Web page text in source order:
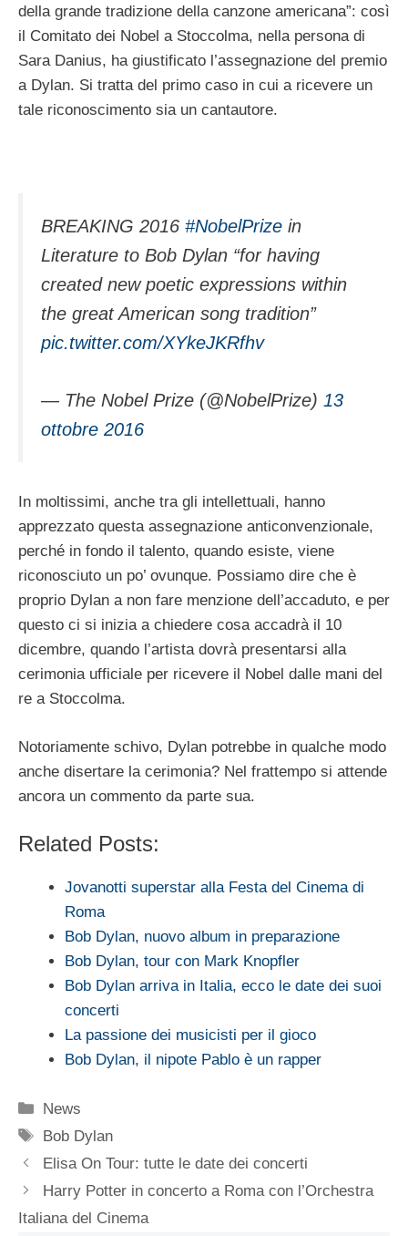
della grande tradizione della canzone americana”: così
il Comitato dei Nobel a Stoccolma, nella persona di
Sara Danius, ha giustificato l’assegnazione del premio
a Dylan. Si tratta del primo caso in cui a ricevere un
tale riconoscimento sia un cantautore.
BREAKING 2016 #NobelPrize in
Literature to Bob Dylan “for having
created new poetic expressions within
the great American song tradition”
pic.twitter.com/XYkeJKRfhv
— The Nobel Prize (@NobelPrize) 13
ottobre 2016
In moltissimi, anche tra gli intellettuali, hanno
apprezzato questa assegnazione anticonvenzionale,
perché in fondo il talento, quando esiste, viene
riconosciuto un po’ ovunque. Possiamo dire che è
proprio Dylan a non fare menzione dell’accaduto, e per
questo ci si inizia a chiedere cosa accadrà il 10
dicembre, quando l’artista dovrà presentarsi alla
cerimonia ufficiale per ricevere il Nobel dalle mani del
re a Stoccolma.
Notoriamente schivo, Dylan potrebbe in qualche modo
anche disertare la cerimonia? Nel frattempo si attende
ancora un commento da parte sua.
Related Posts:
Jovanotti superstar alla Festa del Cinema di
Roma
Bob Dylan, nuovo album in preparazione
Bob Dylan, tour con Mark Knopfler
Bob Dylan arriva in Italia, ecco le date dei suoi
concerti
La passione dei musicisti per il gioco
Bob Dylan, il nipote Pablo è un rapper
Categorie
News
Tag
Bob Dylan
Elisa On Tour: tutte le date dei concerti
Harry Potter in concerto a Roma con l’Orchestra
Italiana del Cinema